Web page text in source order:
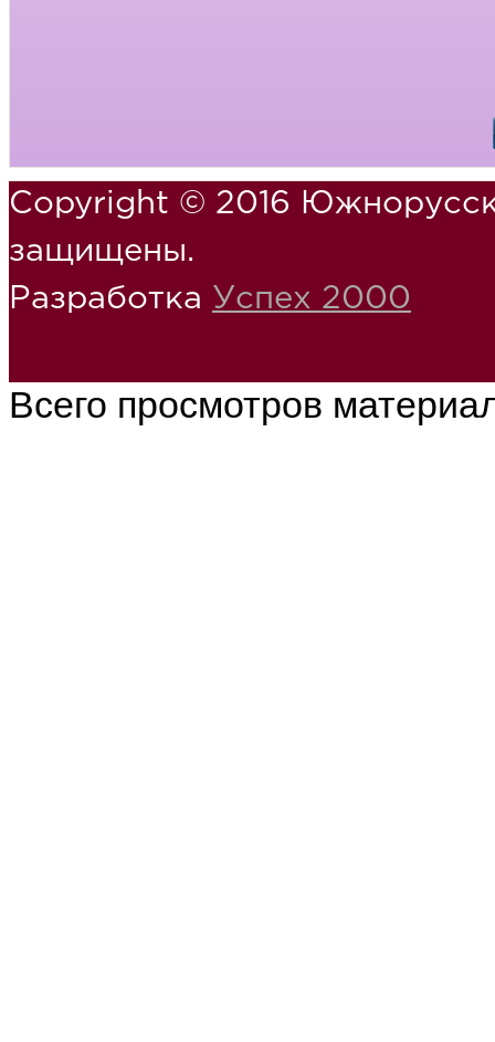
Copyright © 2016
защищены.
Разработка Успех 2000
Всего просмотров